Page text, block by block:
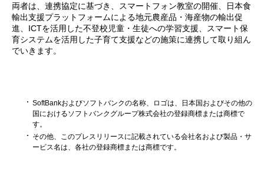
両者は、連携協定に基づき、スマートフォン教室の開催、日本食
輸出支援プラットフォームによる地元農産品・海産物の輸出促
進、ICTを活用した不登校児童・生徒への学習支援、スマート保
育システムを活用した子育て支援などの施策に連携して取り組ん
でいきます。
SoftBankおよびソフトバンクの名称、ロゴは、日本国およびその他の
国におけるソフトバンクグループ株式会社の登録商標または商標で
す。
その他、このプレスリリースに記載されている会社名および製品・サ
ービス名は、各社の登録商標または商標です。